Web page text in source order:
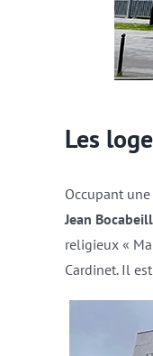
Les
Occupant
Jean
religieux «
Cardinet. Il